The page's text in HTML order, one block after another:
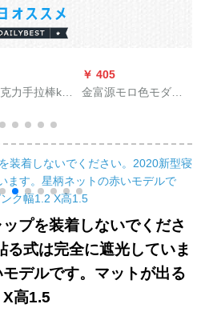
力手拉棒ka-
棒ka-ten手
ン主臥推レ
の星ホテルカ
部品メ-ルカ-
ルミナ灰色
ル値の段、
ーダ)
￥ 405
金富源モロ色モダ軽
カン1件=1メトールフ
ァンタ
プを装着しないでくださ
式は完全に遮光していま
デルです。マットが出る
高1.5